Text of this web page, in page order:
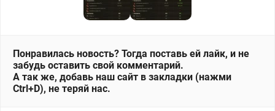
Понравилась новость? Тогда поставь ей лайк, и не
забудь оставить свой комментарий.
А так же, добавь наш сайт в закладки (нажми
Ctrl+D), не теряй нас.